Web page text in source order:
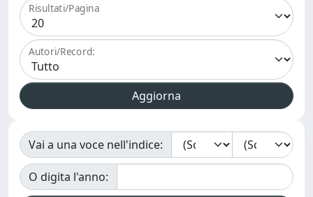
Risultati/Pagina
Autori/Record:
Vai a una voce nell'indice:
O digita l'anno: